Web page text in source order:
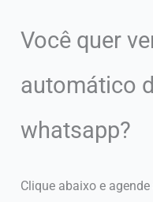
Você quer
automático
whatsapp?
Clique abaixo e